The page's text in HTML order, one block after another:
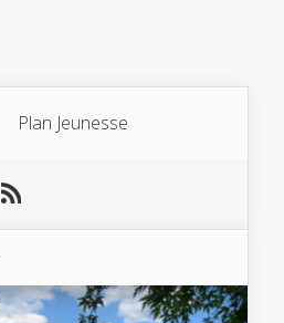
Plan Jeunesse